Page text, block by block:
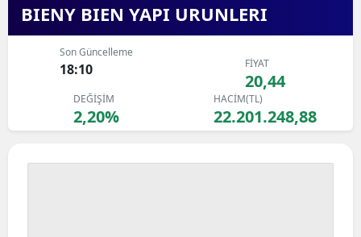
Amasya
Antalya
Artvin
BIENY BIEN YAPI URUNLERI
Son Güncelleme
18:10 FİYAT
20,44
DEĞİŞİM
2,20%
HACİM(TL)
22.201.248,88